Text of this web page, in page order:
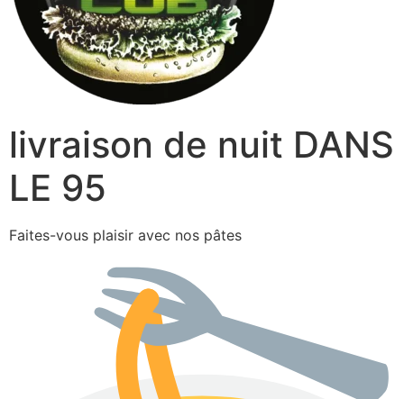
livraison de nuit DANS
LE 95
Faites-vous plaisir avec nos pâtes